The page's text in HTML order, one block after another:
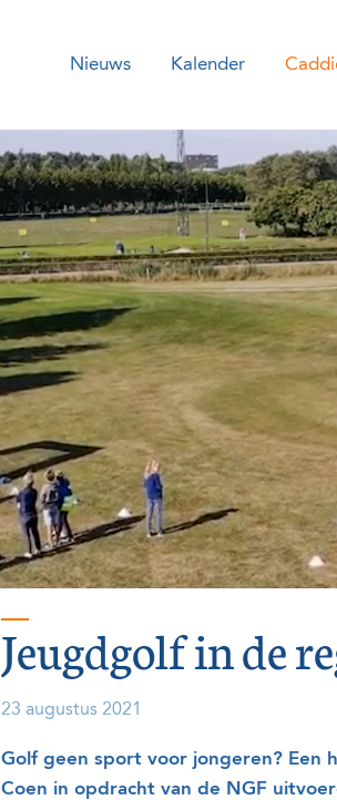
Nieuws Kalender
Jeugdgolf in de
23 augustus 2021
Golf geen sport voor jongeren? Een
Coen in opdracht van de NGF